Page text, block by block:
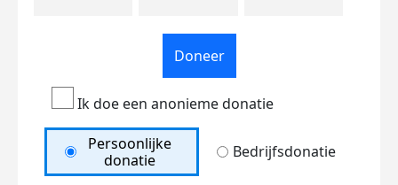
Doneer
Ik doe een anonieme donatie
Persoonlijke
donatie
Bedrijfsdonatie